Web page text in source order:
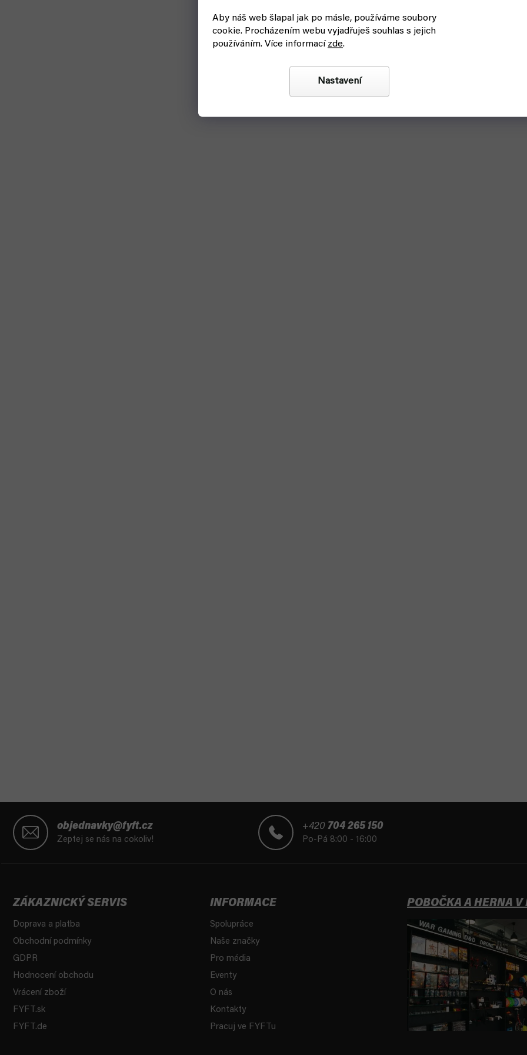
Aby náš web šlapal jak po másle, používáme soubory
cookie. Procházením webu vyjadřuješ souhlas s jejich
používáním. Více informací zde.
Nastavení
objednavky@fyft.cz
Zeptej se nás na cokoliv!
+420 704 265 150
Po-Pá 8:00 - 16:00
ZÁKAZNICKÝ SERVIS
Doprava a platba
Obchodní podmínky
GDPR
Hodnocení obchodu
Vrácení zboží
FYFT.sk
FYFT.de
INFORMACE
Spolupráce
Naše značky
Pro média
Eventy
O nás
Kontakty
Pracuj ve FYFTu
POBOČKA A HERNA V